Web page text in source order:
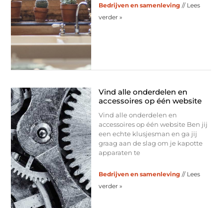
Bedrijven en samenleving // Lees
verder »
Vind alle onderdelen en
accessoires op één website
Vind alle onderdelen en
accessoires op één website Ben jij
een echte klusjesman en ga jij
graag aan de slag om je kapotte
apparaten te
Bedrijven en samenleving // Lees
verder »